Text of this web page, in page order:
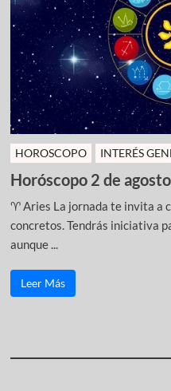
HOROSCOPO INTERÉS
Horóscopo 2 de agosto
♈ Aries La jornada te invita a
concretos. Tendrás iniciativa
aunque ...
Leer Más